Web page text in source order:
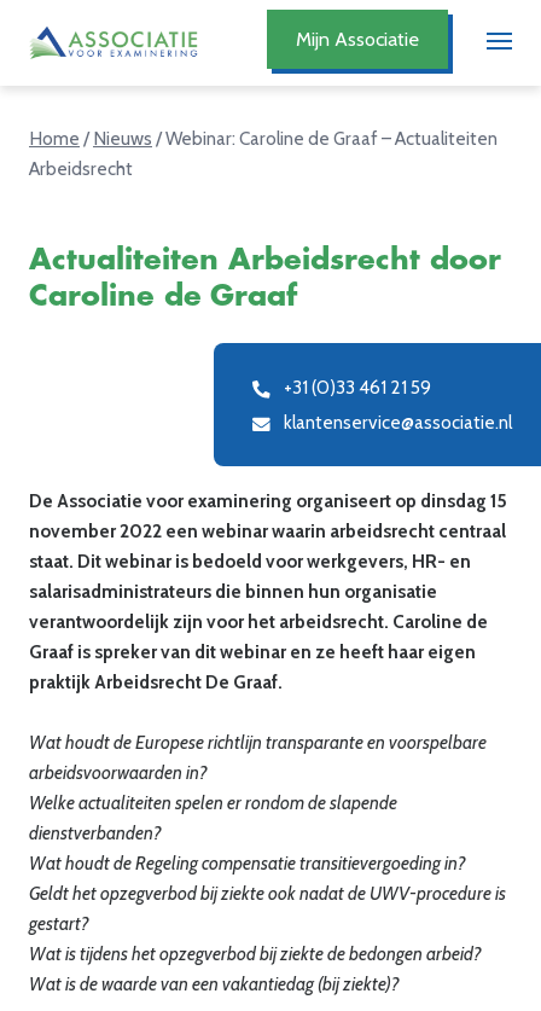
Mijn Associatie
Home /Nieuws /Webinar: Caroline de Graaf – Actualiteiten
Arbeidsrecht
Actualiteiten Arbeidsrecht door
Caroline de Graaf
+31 (0)33 461 21 59
klantenservice@associatie.nl
De Associatie voor examinering organiseert op dinsdag 15
november 2022 een webinar waarin arbeidsrecht centraal
staat. Dit webinar is bedoeld voor werkgevers, HR- en
salarisadministrateurs die binnen hun organisatie
verantwoordelijk zijn voor het arbeidsrecht. Caroline de
Graaf is spreker van dit webinar en ze heeft haar eigen
praktijk Arbeidsrecht De Graaf.
Wat houdt de Europese richtlijn transparante en voorspelbare
arbeidsvoorwaarden in?
Welke actualiteiten spelen er rondom de slapende
dienstverbanden?
Wat houdt de Regeling compensatie transitievergoeding in?
Geldt het opzegverbod bij ziekte ook nadat de UWV-procedure is
gestart?
Wat is tijdens het opzegverbod bij ziekte de bedongen arbeid?
Wat is de waarde van een vakantiedag (bij ziekte)?